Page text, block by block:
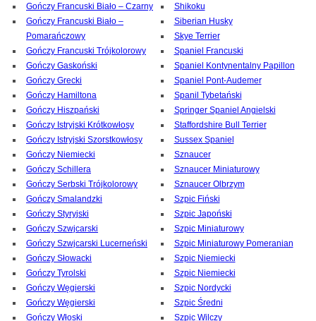
Gończy Francuski Biało – Czarny
Gończy Francuski Biało –
Pomarańczowy
Gończy Francuski Trójkolorowy
Gończy Gaskoński
Gończy Grecki
Gończy Hamiltona
Gończy Hiszpański
Gończy Istryjski Krótkowłosy
Gończy Istryjski Szorstkowłosy
Gończy Niemiecki
Gończy Schillera
Gończy Serbski Trójkolorowy
Gończy Smalandzki
Gończy Styryjski
Gończy Szwjcarski
Gończy Szwjcarski Lucerneński
Gończy Słowacki
Gończy Tyrolski
Gończy Węgierski
Gończy Węgierski
Gończy Włoski
Shikoku
Siberian Husky
Skye Terrier
Spaniel Francuski
Spaniel Kontynentalny Papillon
Spaniel Pont-Audemer
Spanil Tybetański
Springer Spaniel Angielski
Staffordshire Bull Terrier
Sussex Spaniel
Sznaucer
Sznaucer Miniaturowy
Sznaucer Olbrzym
Szpic Fiński
Szpic Japoński
Szpic Miniaturowy
Szpic Miniaturowy Pomeranian
Szpic Niemiecki
Szpic Niemiecki
Szpic Nordycki
Szpic Średni
Szpic Wilczy